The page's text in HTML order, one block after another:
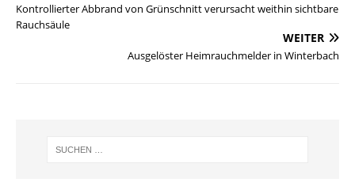
Kontrollierter Abbrand von Grünschnitt verursacht weithin sichtbare
Rauchsäule
WEITER
Ausgelöster Heimrauchmelder in Winterbach